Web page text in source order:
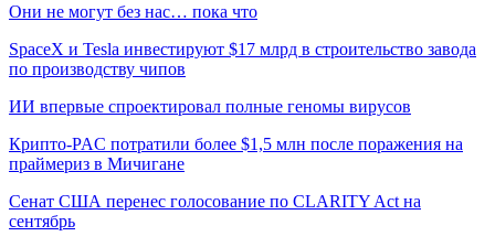
Они не могут без нас… пока что
SpaceX и Tesla инвестируют $17 млрд в строительство завода
по производству чипов
ИИ впервые спроектировал полные геномы вирусов
Крипто-PAC потратили более $1,5 млн после поражения на
праймериз в Мичигане
Сенат США перенес голосование по CLARITY Act на
сентябрь